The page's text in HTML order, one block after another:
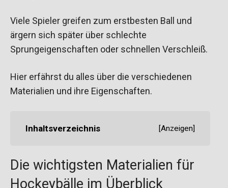
Viele Spieler greifen zum erstbesten Ball und
ärgern sich später über schlechte
Sprungeigenschaften oder schnellen Verschleiß.
Hier erfährst du alles über die verschiedenen
Materialien und ihre Eigenschaften.
Inhaltsverzeichnis [Anzeigen]
Die wichtigsten Materialien für
Hockeybälle im Überblick